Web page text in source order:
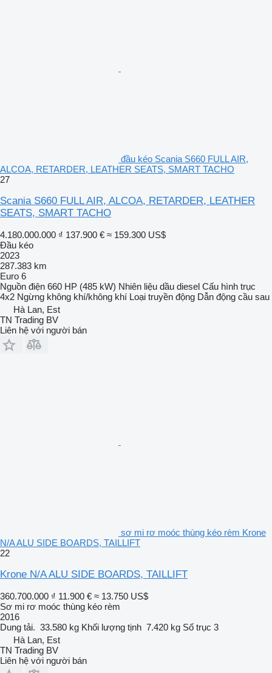
đầu kéo Scania S660 FULL AIR,
ALCOA, RETARDER, LEATHER SEATS, SMART TACHO
27
Scania S660 FULL AIR, ALCOA, RETARDER, LEATHER
SEATS, SMART TACHO
4.180.000.000 ₫ 137.900 € ≈ 159.300 US$
Đầu kéo
2023
287.383 km
Euro 6
Nguồn điện 660 HP (485 kW) Nhiên liệu dầu diesel Cấu hình trục
4x2 Ngừng không khí/không khí Loại truyền động Dẫn động cầu sau
Hà Lan, Est
TN Trading BV
Liên hệ với người bán
sơ mi rơ moóc thùng kéo rèm Krone
N/A ALU SIDE BOARDS, TAILLIFT
22
Krone N/A ALU SIDE BOARDS, TAILLIFT
360.700.000 ₫ 11.900 € ≈ 13.750 US$
Sơ mi rơ moóc thùng kéo rèm
2016
Dung tải. 33.580 kg Khối lượng tịnh 7.420 kg Số trục 3
Hà Lan, Est
TN Trading BV
Liên hệ với người bán